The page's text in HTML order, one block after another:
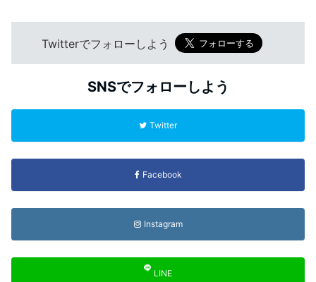
Twitterでフォローしよう
SNSでフォローしよう
Twitter
Facebook
Instagram
LINE